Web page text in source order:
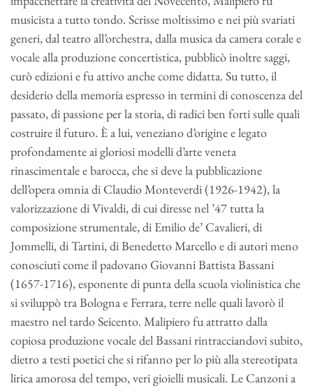
musicista a tutto tondo. Scrisse moltissimo e nei più svariati
generi, dal teatro all’orchestra, dalla musica da camera corale e
vocale alla produzione concertistica, pubblicò inoltre saggi,
curò edizioni e fu attivo anche come didatta. Su tutto, il
desiderio della memoria espresso in termini di conoscenza del
passato, di passione per la storia, di radici ben forti sulle quali
costruire il futuro. È a lui, veneziano d’origine e legato
profondamente ai gloriosi modelli d’arte veneta
rinascimentale e barocca, che si deve la pubblicazione
dell’opera omnia di Claudio Monteverdi (1926-1942), la
valorizzazione di Vivaldi, di cui diresse nel ’47 tutta la
composizione strumentale, di Emilio de’ Cavalieri, di
Jommelli, di Tartini, di Benedetto Marcello e di autori meno
conosciuti come il padovano Giovanni Battista Bassani
(1657-1716), esponente di punta della scuola violinistica che
si sviluppò tra Bologna e Ferrara, terre nelle quali lavorò il
maestro nel tardo Seicento. Malipiero fu attratto dalla
copiosa produzione vocale del Bassani rintracciandovi subito,
dietro a testi poetici che si rifanno per lo più alla stereotipata
lirica amorosa del tempo, veri gioielli musicali. Le Canzoni a